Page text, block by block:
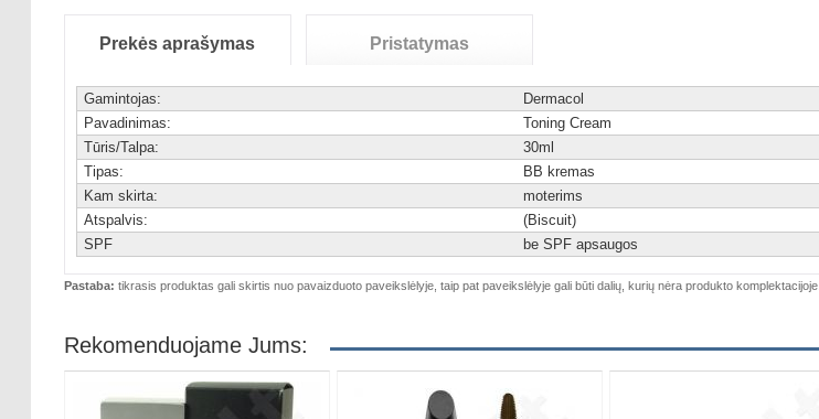
Prekės aprašymas Pristatymas
Gamintojas:
Dermacol
Pavadinimas:
Toning Cream
Tūris/Talpa:
30ml
Tipas:
BB kremas
Kam skirta:
moterims
Atspalvis:
(Biscuit)
SPF
be SPF apsaugos
Pastaba: tikrasis produktas gali skirtis nuo pavaizduoto paveikslėlyje, taip pat paveikslėlyje gali būti dalių, kurių nėra produkto komplektacijoje.
Rekomenduojame Jums: